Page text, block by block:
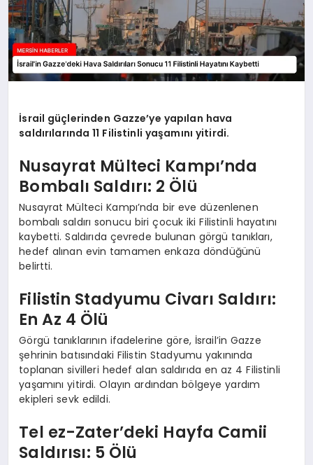
İsrail güçlerinden Gazze’ye yapılan hava
saldırılarında 11 Filistinli yaşamını yitirdi.
Nusayrat Mülteci Kampı’nda
Bombalı Saldırı: 2 Ölü
Nusayrat Mülteci Kampı’nda bir eve düzenlenen
bombalı saldırı sonucu biri çocuk iki Filistinli hayatını
kaybetti. Saldırıda çevrede bulunan görgü tanıkları,
hedef alınan evin tamamen enkaza döndüğünü
belirtti.
Filistin Stadyumu Civarı Saldırı:
En Az 4 Ölü
Görgü tanıklarının ifadelerine göre, İsrail’in Gazze
şehrinin batısındaki Filistin Stadyumu yakınında
toplanan sivilleri hedef alan saldırıda en az 4 Filistinli
yaşamını yitirdi. Olayın ardından bölgeye yardım
ekipleri sevk edildi.
Tel ez-Zater’deki Hayfa Camii
Saldırısı: 5 Ölü